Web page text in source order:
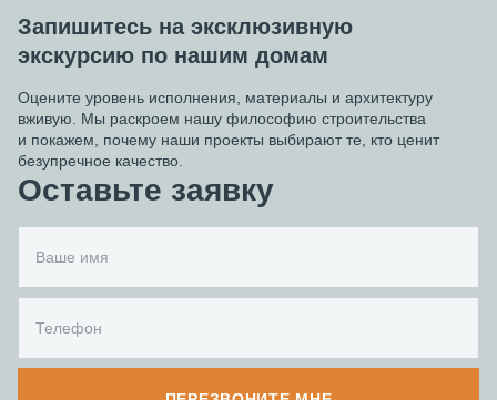
Оставьте заявку
Запишитесь на эксклюзивную
экскурсию по нашим домам
Оцените уровень исполнения, материалы и архитектуру
вживую. Мы раскроем нашу философию строительства
и покажем, почему наши проекты выбирают те, кто ценит
безупречное качество.